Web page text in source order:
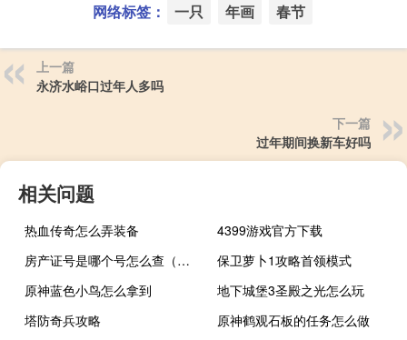
网络标签： 一只 年画 春节
上一篇
永济水峪口过年人多吗
下一篇
过年期间换新车好吗
相关问题
热血传奇怎么弄装备
4399游戏官方下载
房产证号是哪个号怎么查（房产证号是哪个号）
保卫萝卜1攻略首领模式
原神蓝色小鸟怎么拿到
地下城堡3圣殿之光怎么玩
塔防奇兵攻略
原神鹤观石板的任务怎么做